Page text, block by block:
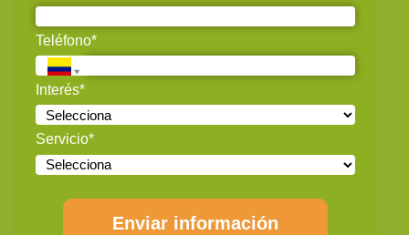
Teléfono*
Interés*
Servicio*
Enviar información